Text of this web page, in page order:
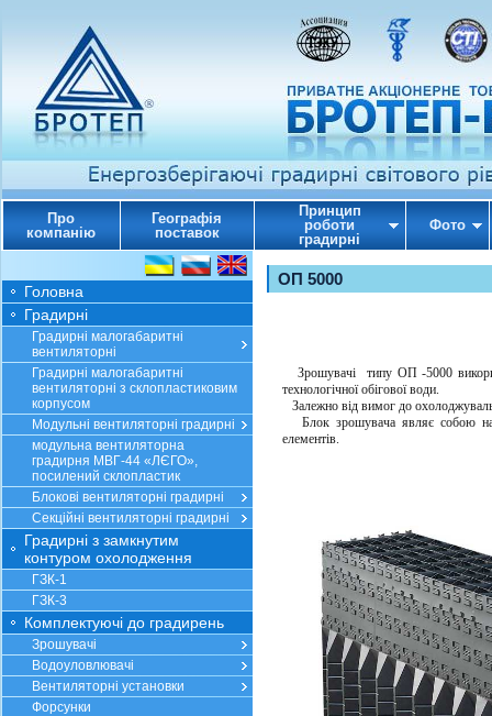
Про
компанію
Географія
поставок
Принцип
роботи
градирні
Фото
Головна
Градирні
Градирні малогабаритні
вентиляторні
Градирні малогабаритні
вентиляторні з склопластиковим
корпусом
Модульні вентиляторні градирні
модульна вентиляторна
градирня МВГ-44 «ЛЄГО»,
посилений склопластик
Блокові вентиляторні градирні
Секційні вентиляторні градирні
Градирні з замкнутим
контуром охолодження
ГЗК-1
ГЗК-3
Комплектуючі до градирень
Зрошувачі
Водоуловлювачі
Вентиляторні установки
Форсунки
ОП 5000
Зрошувачі типу ОП -5000
технологічної обігової води.
Залежно від вимог до
Блок зрошувача являє собою
елементів.